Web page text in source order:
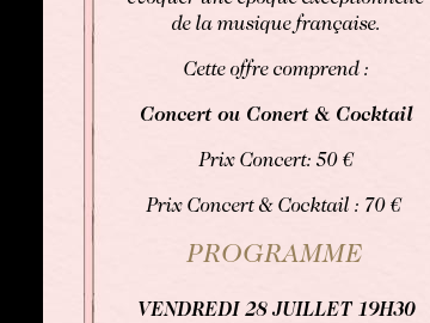
de la musique française.
Cette offre comprend :
Concert ou Conert & Cocktail
Prix Concert: 50 €
Prix Concert & Cocktail : 70 €
PROGRAMME
VENDREDI 28 JUILLET 19H30